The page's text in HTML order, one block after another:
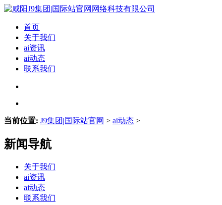
首页
关于我们
ai资讯
ai动态
联系我们
当前位置: J9集团|国际站官网 > ai动态 >
新闻导航
关于我们
ai资讯
ai动态
联系我们